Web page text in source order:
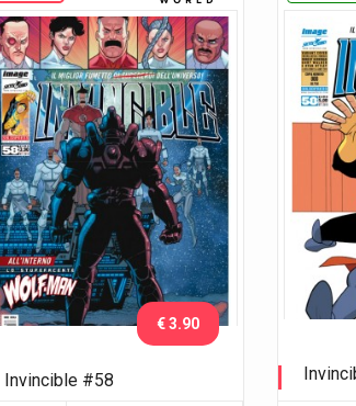
Invincible #58
€ 3.90